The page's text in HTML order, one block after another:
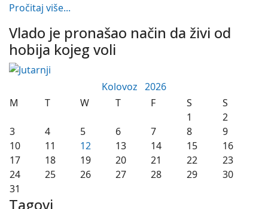
Pročitaj više...
Vlado je pronašao način da živi od
hobija kojeg voli
Kolovoz 2026
M
T W T F S
S
1
2
3
4 5 6 7 8
9
10
11 12 13 14 15
16
17
18 19 20 21 22
23
24
25 26 27 28 29
30
31
Tagovi